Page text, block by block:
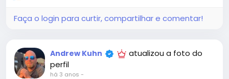
Faça o login para curtir, compartilhar e comentar!
Andrew Kuhn
atualizou a foto do
perfil
há 3 anos -